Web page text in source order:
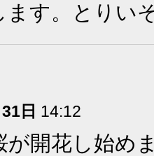
ます。とりい
日 14:12
が開花し始め